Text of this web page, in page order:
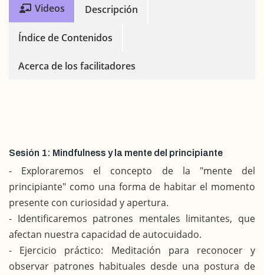
Videos Descripción
Índice de Contenidos
Acerca de los facilitadores
Sesión 1: Mindfulness y la mente del principiante
- Exploraremos el concepto de la "mente del
principiante" como una forma de habitar el momento
presente con curiosidad y apertura.
- Identificaremos patrones mentales limitantes, que
afectan nuestra capacidad de autocuidado.
- Ejercicio práctico: Meditación para reconocer y
observar patrones habituales desde una postura de